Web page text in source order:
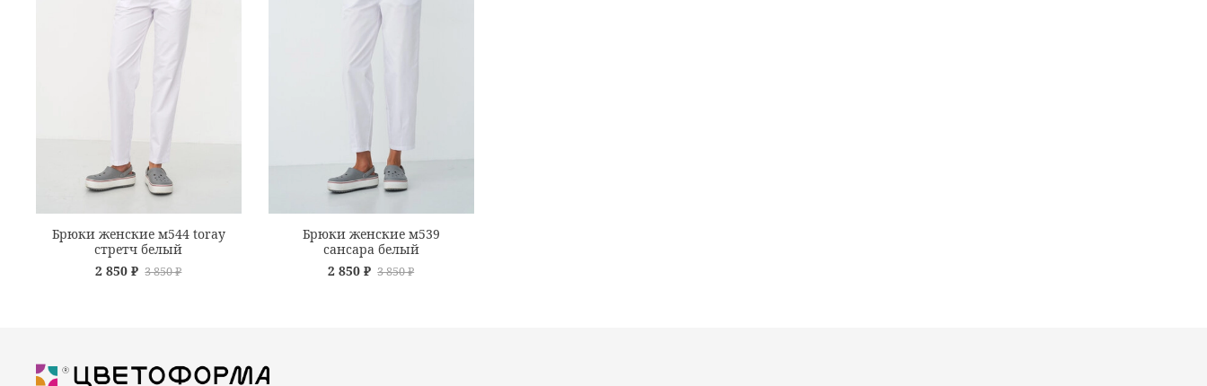
Брюки женские м544 toray
стретч белый
2 850 ₽ 3 850 ₽
Брюки женские м539
сансара белый
2 850 ₽ 3 850 ₽